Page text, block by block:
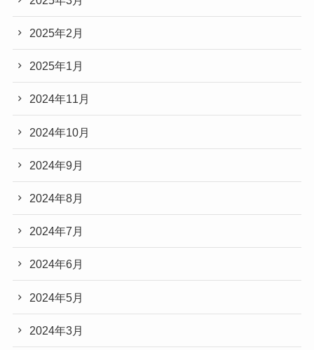
2025年2月
2025年1月
2024年11月
2024年10月
2024年9月
2024年8月
2024年7月
2024年6月
2024年5月
2024年3月